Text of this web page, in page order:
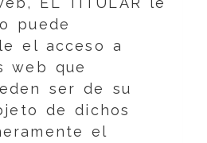
puede
el acceso a
web que
ser de su
de dichos
el